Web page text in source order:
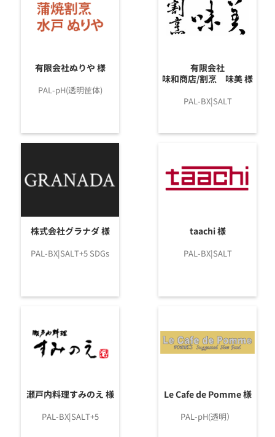
有限会社ぬりや 様
PAL-pH(透明筐体)
有限会社
味和商店/割烹 味美 様
PAL-BX|SALT
株式会社グラナダ 様
PAL-BX|SALT+5 SDGs
taachi 様
PAL-BX|SALT
瀬戸内料理すみのえ 様
PAL-BX|SALT+5
Le Cafe de Pomme 様
PAL-pH(透明）